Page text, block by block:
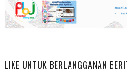
LIKE UNTUK BERLANGGANAN